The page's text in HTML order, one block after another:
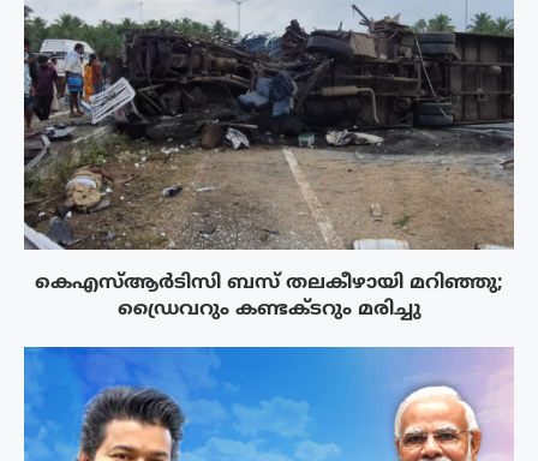
കെഎസ്ആർടിസി ബസ് തലകീഴായി മറിഞ്ഞു;
ഡ്രൈവറും കണ്ടക്ടറും മരിച്ചു